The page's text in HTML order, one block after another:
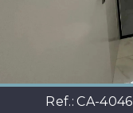
Ref.:CA-4046